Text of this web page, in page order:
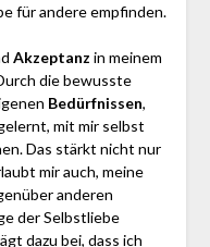
für andere empfinden.
Akzeptanz in meinem
die bewusste
Bedürfnissen,
mit mir selbst
Das stärkt nicht nur
mir auch, meine
anderen
der Selbstliebe
dazu bei, dass ich